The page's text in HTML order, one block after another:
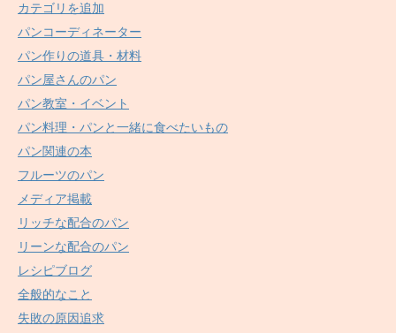
カテゴリを追加
パンコーディネーター
パン作りの道具・材料
パン屋さんのパン
パン教室・イベント
パン料理・パンと一緒に食べたいもの
パン関連の本
フルーツのパン
メディア掲載
リッチな配合のパン
リーンな配合のパン
レシピブログ
全般的なこと
失敗の原因追求